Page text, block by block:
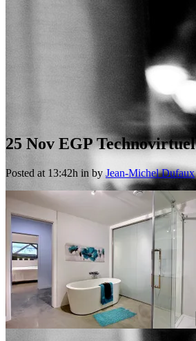
25 Nov EGP Technovirtuel
Posted at 13:42h in by Jean-Michel Dufaux